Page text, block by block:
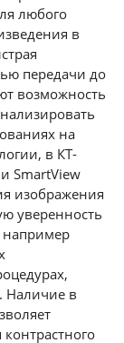
любого
в
передачи до
возможность
на
в КТ-
SmartView
изображения
уверенность
например
Наличие в